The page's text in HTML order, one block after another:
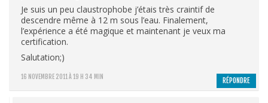
16 NOVEMBRE 2011 À 19 H 34 MIN
Je suis un peu claustrophobe j’étais très craintif de
descendre même à 12 m sous l’eau. Finalement,
l’expérience a été magique et maintenant je veux ma
certification.
Salutation;)
RÉPONDRE